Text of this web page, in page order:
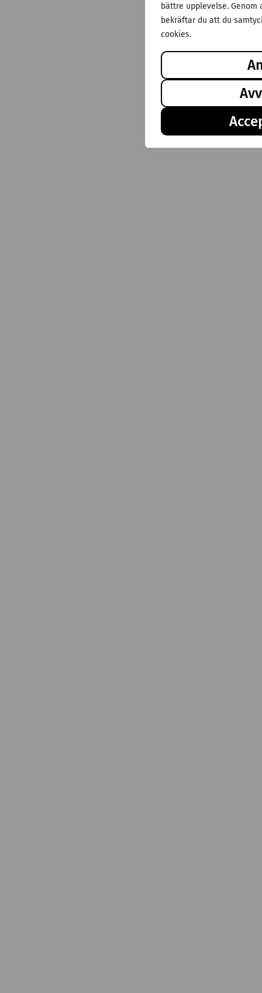
bättre upplevelse.
bekräftar du att du
cookies.